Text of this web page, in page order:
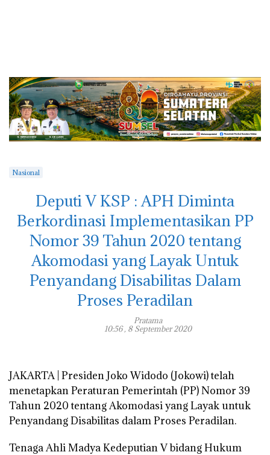
Nasional
Deputi V KSP : APH Diminta
Berkordinasi Implementasikan PP
Nomor 39 Tahun 2020 tentang
Akomodasi yang Layak Untuk
Penyandang Disabilitas Dalam
Proses Peradilan
Pratama
10:56 , 8 September 2020
JAKARTA | Presiden Joko Widodo (Jokowi) telah
menetapkan Peraturan Pemerintah (PP) Nomor 39
Tahun 2020 tentang Akomodasi yang Layak untuk
Penyandang Disabilitas dalam Proses Peradilan.
Tenaga Ahli Madya Kedeputian V bidang Hukum